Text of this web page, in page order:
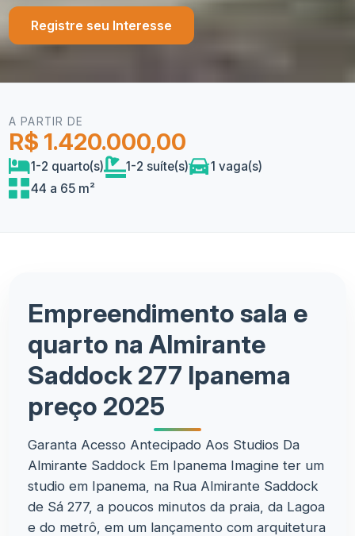
Registre seu Interesse
A PARTIR DE
R$ 1.420.000,00
1-2 quarto(s) 1-2 suíte(s)
1 vaga(s)
44 a 65 m²
Empreendimento sala e
quarto na Almirante
Saddock 277 Ipanema
preço 2025
Garanta Acesso Antecipado Aos Studios Da
Almirante Saddock Em Ipanema Imagine ter um
studio em Ipanema, na Rua Almirante Saddock
de Sá 277, a poucos minutos da praia, da Lagoa
e do metrô, em um lançamento com arquitetura